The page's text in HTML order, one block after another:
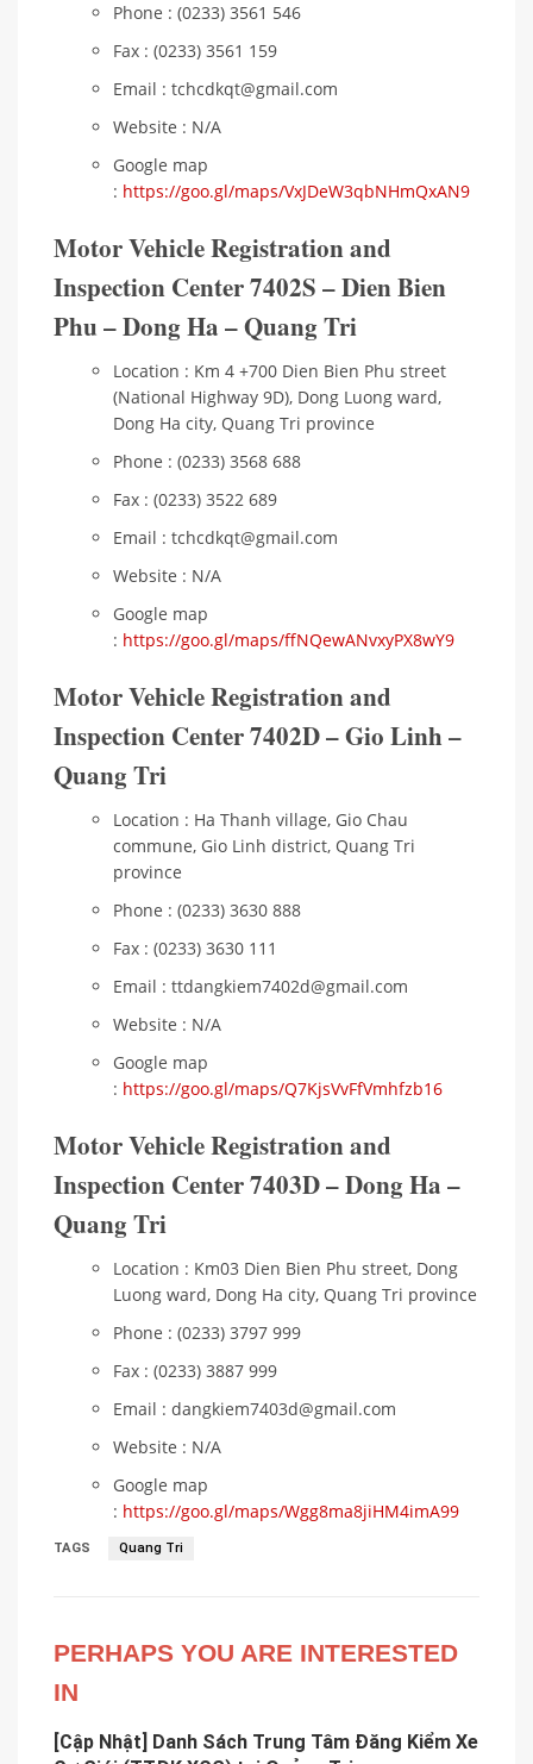
Phone : (0233) 3561 546
Fax : (0233) 3561 159
Email : tchcdkqt@gmail.com
Website : N/A
Google map
: https://goo.gl/maps/VxJDeW3qbNHmQxAN9
Motor Vehicle Registration and
Inspection Center 7402S – Dien Bien
Phu – Dong Ha – Quang Tri
Location : Km 4 +700 Dien Bien Phu street
(National Highway 9D), Dong Luong ward,
Dong Ha city, Quang Tri province
Phone : (0233) 3568 688
Fax : (0233) 3522 689
Email : tchcdkqt@gmail.com
Website : N/A
Google map
: https://goo.gl/maps/ffNQewANvxyPX8wY9
Motor Vehicle Registration and
Inspection Center 7402D – Gio Linh –
Quang Tri
Location : Ha Thanh village, Gio Chau
commune, Gio Linh district, Quang Tri
province
Phone : (0233) 3630 888
Fax : (0233) 3630 111
Email : ttdangkiem7402d@gmail.com
Website : N/A
Google map
: https://goo.gl/maps/Q7KjsVvFfVmhfzb16
Motor Vehicle Registration and
Inspection Center 7403D – Dong Ha –
Quang Tri
Location : Km03 Dien Bien Phu street, Dong
Luong ward, Dong Ha city, Quang Tri province
Phone : (0233) 3797 999
Fax : (0233) 3887 999
Email : dangkiem7403d@gmail.com
Website : N/A
Google map
: https://goo.gl/maps/Wgg8ma8jiHM4imA99
TAGS Quang Tri
PERHAPS YOU ARE INTERESTED
IN
[Cập Nhật] Danh Sách Trung Tâm Đăng Kiểm Xe